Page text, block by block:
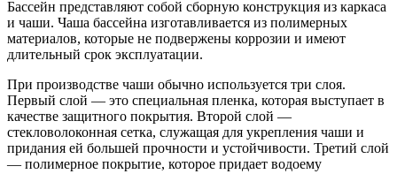
Бассейн представляют собой сборную конструкция из каркаса
и чаши. Чаша бассейна изготавливается из полимерных
материалов, которые не подвержены коррозии и имеют
длительный срок эксплуатации.
При производстве чаши обычно используется три слоя.
Первый слой — это специальная пленка, которая выступает в
качестве защитного покрытия. Второй слой —
стекловолоконная сетка, служащая для укрепления чаши и
придания ей большей прочности и устойчивости. Третий слой
— полимерное покрытие, которое придает водоему